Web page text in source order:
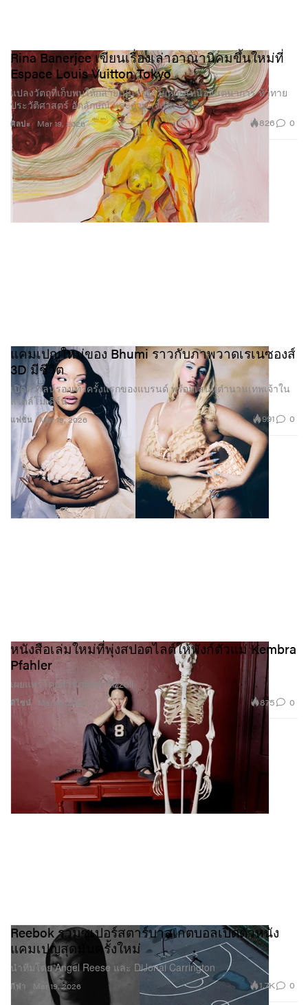
ศิลปะ
Rina Banerjee เขียนเรื่องเล่าอาณานิคมขึ้นใหม่ที่
Espace Louis Vuitton Tokyo
แปลงวัตถุที่เก็บพบให้กลายเป็นร่างกายหญิงเหนือจินตนาการ ท้าทาย
ประวัติศาสตร์ อัตลักษณ์ และอำนาจเดิม ๆ
Mar 19, 2026 826 0
แฟชั่น
แคมเปญใหม่ของ Bhumi ราวกับภาพวาดเรเนซองส์
3D มีชีวิต
เปิดตัวไลน์รองเท้าครั้งแรกของแบรนด์ พร้อมเสน่ห์ตำนานเทพเจ้าใน
สไตล์โมเดิร์น.
Mar 19, 2026 991 0
ดีไซน์
หนังสือเล่มใหม่ที่พุ่งสปอตไลต์ให้พังก์ตัวแม่ Kembra
Pfahler
เผยแพร่โดยสำนักพิมพ์ Rizzoli
Mar 19, 2026 875 0
กีฬา
Reebok รวมซูเปอร์สตาร์บาสเกตบอลเปิดตัวหนัง
แคมเปญสุดมันครั้งใหม่
นำทีมโดย Angel Reese และ DiJonai Carrington
Mar 19, 2026 1.7K 0